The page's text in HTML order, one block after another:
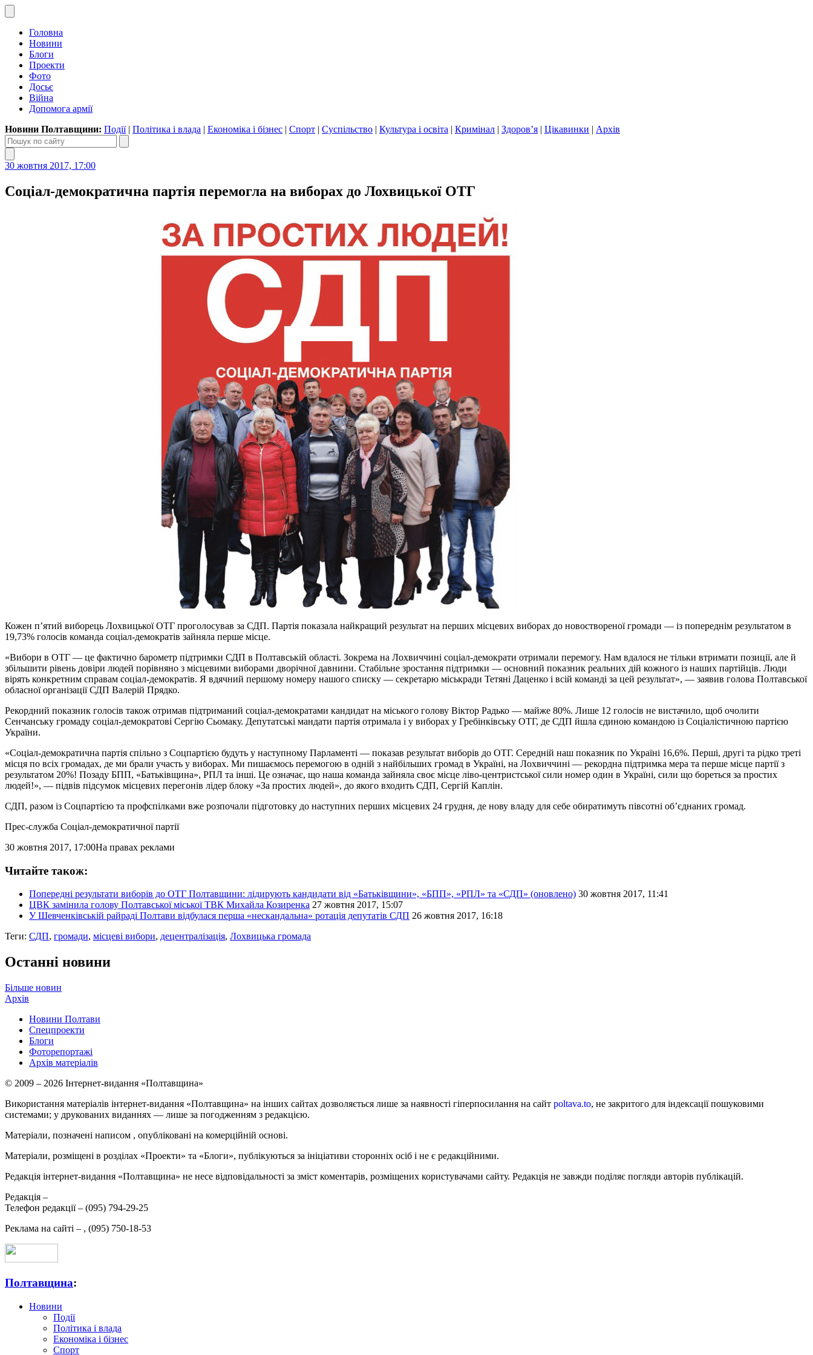
Головна
Новини
Блоги
Проекти
Фото
Досьє
Війна
Допомога армії
Новини Полтавщини: Події| Політика і влада | Економіка і бізнес | Спорт | Суспільство | Культура і освіта | Кримінал | Здоров’я | Цікавинки | Архів
30 жовтня 2017, 17:00
Соціал-демократична партія перемогла на виборах до Лохвицької ОТГ
Кожен п’ятий виборець Лохвицької ОТГ проголосував за СДП. Партія показала найкращий результат на перших місцевих виборах до новоствореної громади — із попереднім результатом в
19,73% голосів команда соціал-демократів зайняла перше місце.
«Вибори в ОТГ — це фактично барометр підтримки СДП в Полтавській області. Зокрема на Лохвиччині соціал-демократи отримали перемогу. Нам вдалося не тільки втримати позиції, але й
збільшити рівень довіри людей порівняно з місцевими виборами дворічної давнини. Стабільне зростання підтримки — основний показник реальних дій кожного із наших партійців. Люди
вірять конкретним справам соціал-демократів. Я вдячний першому номеру нашого списку — секретарю міськради Тетяні Даценко і всій команді за цей результат», — заявив голова Полтавської
обласної організації СДП Валерій Прядко.
Рекордний показник голосів також отримав підтриманий соціал-демократами кандидат на міського голову Віктор Радько — майже 80%. Лише 12 голосів не вистачило, щоб очолити
Сенчанську громаду соціал-демократові Сергію Сьомаку. Депутатські мандати партія отримала і у виборах у Гребінківську ОТГ, де СДП йшла єдиною командою із Соціалістичною партією
України.
«Соціал-демократична партія спільно з Соцпартією будуть у наступному Парламенті — показав результат виборів до ОТГ. Середній наш показник по Україні 16,6%. Перші, другі та рідко треті
місця по всіх громадах, де ми брали участь у виборах. Ми пишаємось перемогою в одній з найбільших громад в Україні, на Лохвиччині — рекордна підтримка мера та перше місце партії з
результатом 20%! Позаду БПП, «Батьківщина», РПЛ та інші. Це означає, що наша команда зайняла своє місце ліво-центристської сили номер один в Україні, сили що бореться за простих
людей!», — підвів підсумок місцевих перегонів лідер блоку «За простих людей», до якого входить СДП, Сергій Каплін.
СДП, разом із Соцпартією та профспілками вже розпочали підготовку до наступних перших місцевих 24 грудня, де нову владу для себе обиратимуть півсотні об’єднаних громад.
Прес-служба Соціал-демократичної партії
30 жовтня 2017, 17:00На правах реклами
Читайте також:
Попередні результати виборів до ОТГ Полтавщини: лідирують кандидати від «Батьківщини», «БПП», «РПЛ» та «СДП» (оновлено) 30 жовтня 2017, 11:41
ЦВК замінила голову Полтавської міської ТВК Михайла Козиренка 27 жовтня 2017, 15:07
У Шевченківській райраді Полтави відбулася перша «нескандальна» ротація депутатів СДП 26 жовтня 2017, 16:18
Теги: СДП, громади, місцеві вибори, децентралізація, Лохвицька громада
Останні новини
Більше новин
Архів
Новини Полтави
Спецпроекти
Блоги
Фоторепортажі
Архів матеріалів
© 2009 – 2026 Інтернет-видання «Полтавщина»
Використання матеріалів інтернет-видання «Полтавщина» на інших сайтах дозволяється лише за наявності гіперпосилання на сайт poltava.to, не закритого для індексації пошуковими
системами; у друкованих виданнях — лише за погодженням з редакцією.
Матеріали, позначені написом , опубліковані на комерційній основі.
Матеріали, розміщені в розділах «Проекти» та «Блоги», публікуються за ініціативи сторонніх осіб і не є редакційними.
Редакція інтернет-видання «Полтавщина» не несе відповідальності за зміст коментарів, розміщених користувачами сайту. Редакція не завжди поділяє погляди авторів публікацій.
Редакція –
Телефон редакції – (095) 794-29-25
Реклама на сайті – , (095) 750-18-53
Полтавщина:
Новини
Події
Політика і влада
Економіка і бізнес
Спорт